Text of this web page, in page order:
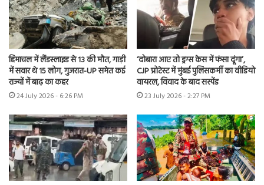
हिमाचल में लैंडस्लाइड से 13 की मौत, गाड़ी
में सवार थे 15 लोग, गुजरात-UP समेत कई
राज्यों में बाढ़ का कहर
24 July 2026 - 6:26 PM
‘दोबारा आए तो ड्रग्स केस में फंसा दूंगा’,
CJP प्रोटेस्ट में मुंबई पुलिसकर्मी का वीडियो
वायरल, विवाद के बाद सस्पेंड
23 July 2026 - 2:27 PM